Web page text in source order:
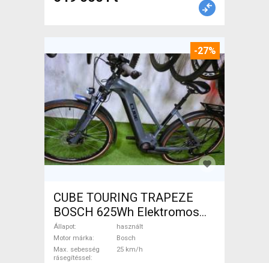
-27%
CUBE TOURING TRAPEZE
BOSCH 625Wh Elektromos
Trekking/cross 25 km/h
Bosch 601-700 Wh használt
ELADÓ
Állapot
használt
Motor márka
Bosch
Max. sebesség
rásegítéssel
25 km/h